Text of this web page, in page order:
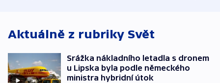
Aktuálně z rubriky Svět
Srážka nákladního letadla s dronem
u Lipska byla podle německého
ministra hybridní útok